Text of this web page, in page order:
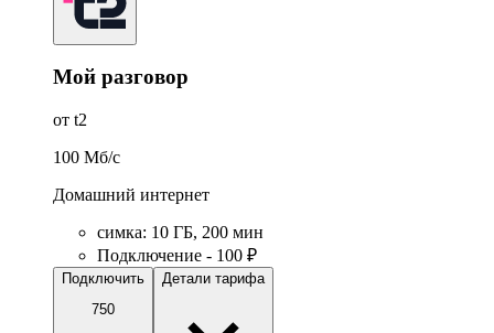
Мой разговор
от t2
100 Мб/c
Домашний интернет
симка: 10 ГБ, 200 мин
Подключение - 100 ₽
Подключить
750
Детали тарифа